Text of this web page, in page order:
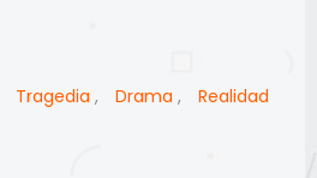
Tragedia , Drama ,
Realidad